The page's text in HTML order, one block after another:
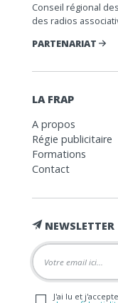
Conseil régional
des radios
PARTENARIAT
LA FRAP
A propos
Régie publicitaire
Formations
Contact
NEWSLETTER
J'ai lu et